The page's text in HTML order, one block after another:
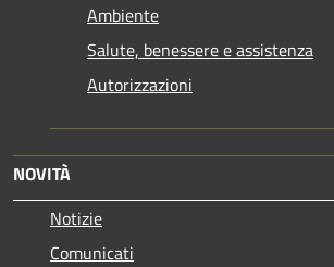
Ambiente
Salute, benessere e assistenza
Autorizzazioni
NOVITÀ
Notizie
Comunicati